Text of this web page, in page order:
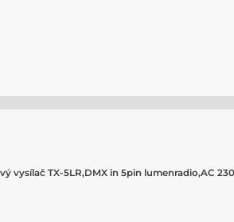
vysílač TX-5LR,DMX in 5pin lumenradio,AC